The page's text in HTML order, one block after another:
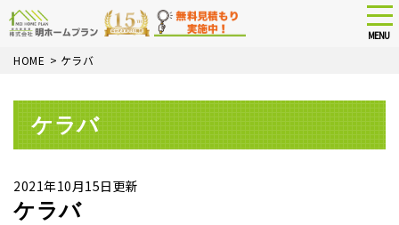
Skip
content
MENU
HOME > ケラバ
ケラバ
2021年10月15日更新
ケラバ